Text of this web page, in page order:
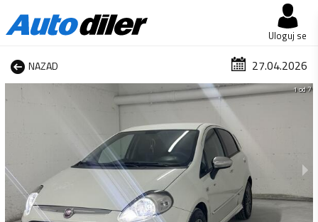
Uloguj se
NAZAD 27.04.2026
1 od 7